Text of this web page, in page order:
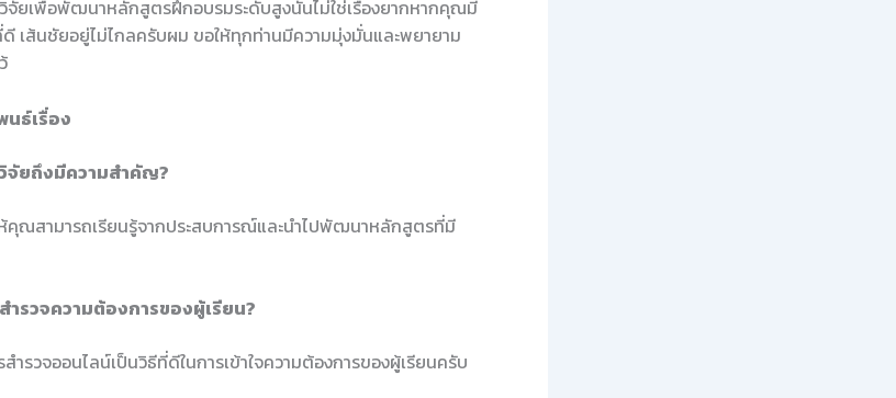
จัยเพื่อพัฒนาหลักสูตรฝึกอบรมระดับสูงนั้นไม่ใช่เรื่องยากหากคุณมี
ดี เส้นชัยอยู่ไม่ไกลครับผม ขอให้ทุกท่านมีความมุ่งมั่นและพยายาม
นธ์เรื่อง
จัยถึงมีความสำคัญ?
คุณสามารถเรียนรู้จากประสบการณ์และนำไปพัฒนาหลักสูตรที่มี
ำรวจความต้องการของผู้เรียน?
ำรวจออนไลน์เป็นวิธีที่ดีในการเข้าใจความต้องการของผู้เรียนครับ